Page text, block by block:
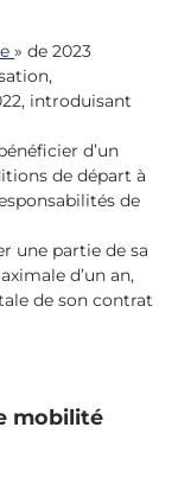
» de 2023
introduisant
d’un
de départ à
de
une partie de sa
d’un an,
de son contrat
mobilité